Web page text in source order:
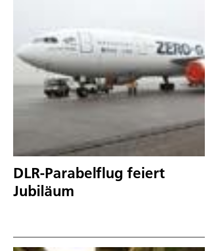
DLR-Parabelflug feiert
Jubiläum